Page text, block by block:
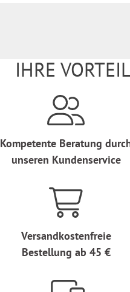
IHRE
Kompetente Beratung
unseren Kundenservice
Versandkostenfreie
Bestellung ab 45 €